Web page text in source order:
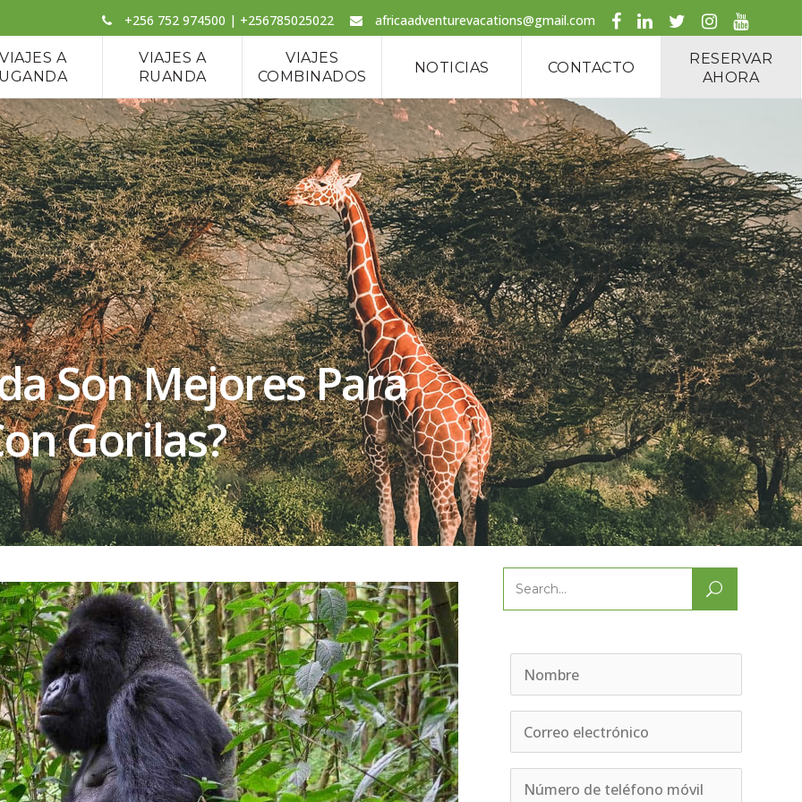
+256 752 974500 | +256785025022 africaadventurevacations@gmail.com
VIAJES A
VIAJES A
RUANDA
VIAJES
COMBINADOS
NOTICIAS CONTACTO
RESERVAR
AHORA
Son Mejores Para
Gorilas?
Search